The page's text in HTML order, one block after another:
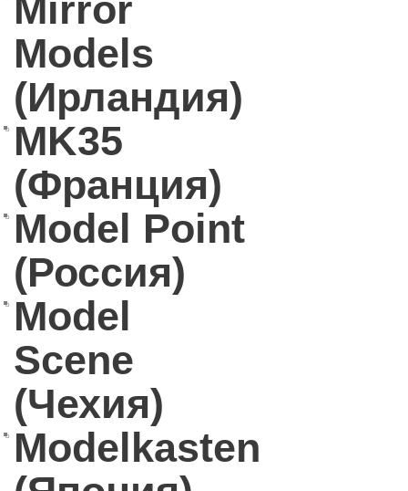
Mirror
Models
(Ирландия)
MK35
(Франция)
Model Point
(Россия)
Model
Scene
(Чехия)
Modelkasten